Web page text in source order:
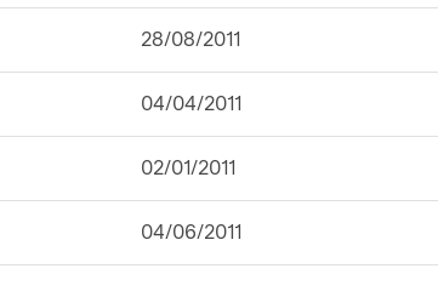
28/08/2011
04/04/2011
02/01/2011
04/06/2011